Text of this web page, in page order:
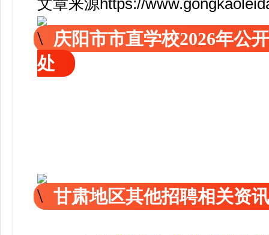
文章来源https://
庆阳市市直学校2026年公
处
甘肃地区其他招聘相关资